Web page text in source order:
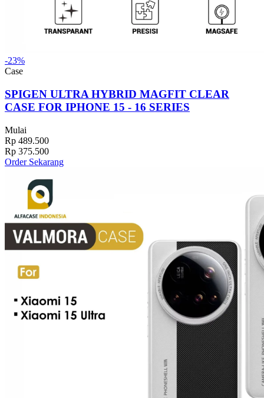
-23%
Case
SPIGEN ULTRA HYBRID MAGFIT CLEAR
CASE FOR IPHONE 15 - 16 SERIES
Mulai
Rp 489.500
Rp 375.500
Order Sekarang